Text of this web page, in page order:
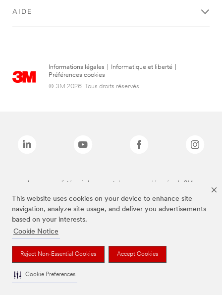
This website uses cookies on your device to enhance site
navigation, analyze site usage, and deliver you advertisements
based on your interests.
Cookie Notice
Reject Non-Essential Cookies Accept Cookies
Cookie Preferences
AIDE
Informations légales Informatique et liberté
Préférences cookies
© 3M 2026. Tous droits réservés.
Les marques listées ci-dessus sont des marques déposées de 3M.